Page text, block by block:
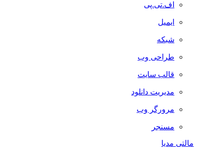
اف.تی.پی
ایمیل
شبکه
طراحی وب
قالب سایت
مدیریت دانلود
مرورگر وب
مسنجر
مالتی مدیا